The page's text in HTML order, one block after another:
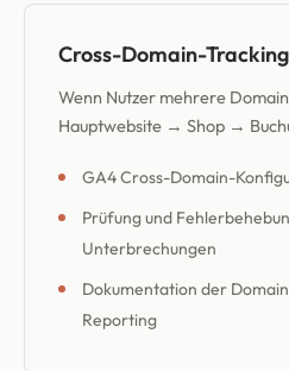
Cross-Domain-Tracking
Wenn Nutzer mehrere
Hauptwebsite → Shop →
GA4 Cross-Domain-
Prüfung und
Unterbrechungen
Dokumentation der
Reporting